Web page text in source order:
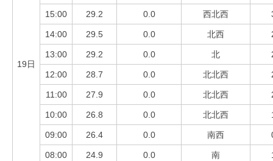
19日
15:00 29.2 0.0 西北西
14:00 29.5 0.0 北西
13:00 29.2 0.0 北
12:00 28.7 0.0 北北西
11:00 27.9 0.0 北北西
10:00 26.8 0.0 北北西
09:00 26.4 0.0 南西
08:00 24.9 0.0 南